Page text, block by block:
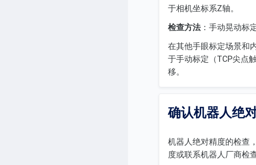
于相机坐标系Z轴。
检查方法：手动晃动标
在其他手眼标定场景和
于手动标定（TCP尖点
移。
确认机器人绝
机器人绝对精度的检查
度或联系机器人厂商检